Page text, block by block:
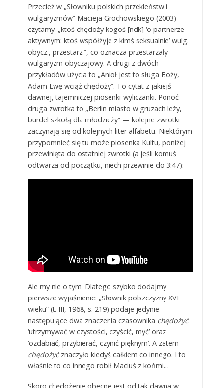
Przecież w „Słowniku polskich przekleństw i
wulgaryzmów” Macieja Grochowskiego (2003)
czytamy: „ktoś chędoży kogoś [ndk] ‘o partnerze
aktywnym: ktoś współżyje z kimś seksualnie’ wulg.
obycz., przestarz.”, co oznacza przestarzały
wulgaryzm obyczajowy. A drugi z dwóch
przykładów użycia to „Anioł jest to sługa Boży,
Adam Ewę wciąż chędoży”. To cytat z jakiejś
dawnej, tajemniczej piosenki-wyliczanki. Ponoć
druga zwrotka to „Berlin miasto w gruzach leży,
burdel szkołą dla młodzieży” — kolejne zwrotki
zaczynają się od kolejnych liter alfabetu. Niektórym
przypomnieć się tu może piosenka Kultu, poniżej
przewinięta do ostatniej zwrotki (a jeśli komuś
odtwarza od początku, niech przewinie do 3:47):
Ale my nie o tym. Dlatego szybko dodajmy
pierwsze wyjaśnienie: „Słownik polszczyzny XVI
wieku” (t. III, 1968, s. 219) podaje jedynie
następujące dwa znaczenia czasownika chędożyć:
‘utrzymywać w czystości, czyścić, myć’ oraz
‘ozdabiać, przybierać, czynić pięknym’. A zatem
chędożyćznaczyło kiedyś całkiem co innego. I to
właśnie to co innego robił Maciuś z końmi…
Skoro chędożenie obecne jest od tak dawna w